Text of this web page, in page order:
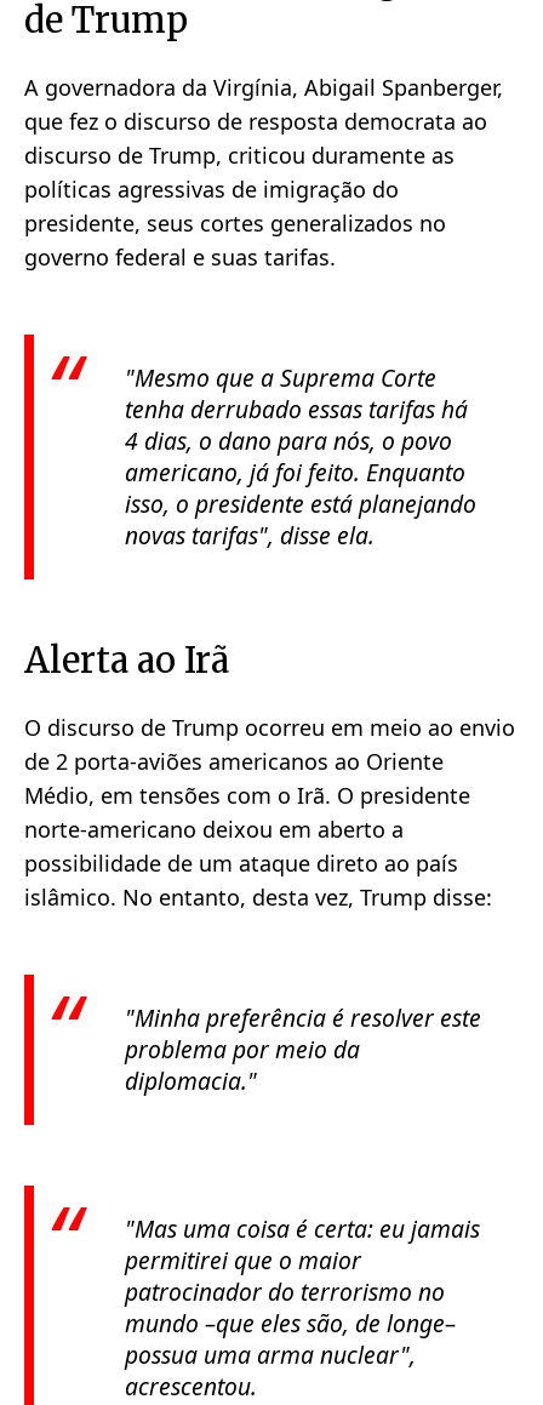
de Trump
A governadora da Virgínia, Abigail Spanberger,
que fez o discurso de resposta democrata ao
discurso de Trump, criticou duramente as
políticas agressivas de imigração do
presidente, seus cortes generalizados no
governo federal e suas tarifas.
"Mesmo que a Suprema Corte
tenha derrubado essas tarifas há
4 dias, o dano para nós, o povo
americano, já foi feito. Enquanto
isso, o presidente está planejando
novas tarifas", disse ela.
Alerta ao Irã
O discurso de Trump ocorreu em meio ao envio
de 2 porta-aviões americanos ao Oriente
Médio, em tensões com o Irã. O presidente
norte-americano deixou em aberto a
possibilidade de um ataque direto ao país
islâmico. No entanto, desta vez, Trump disse:
"Minha preferência é resolver este
problema por meio da
diplomacia."
"Mas uma coisa é certa: eu jamais
permitirei que o maior
patrocinador do terrorismo no
mundo –que eles são, de longe–
possua uma arma nuclear",
acrescentou.